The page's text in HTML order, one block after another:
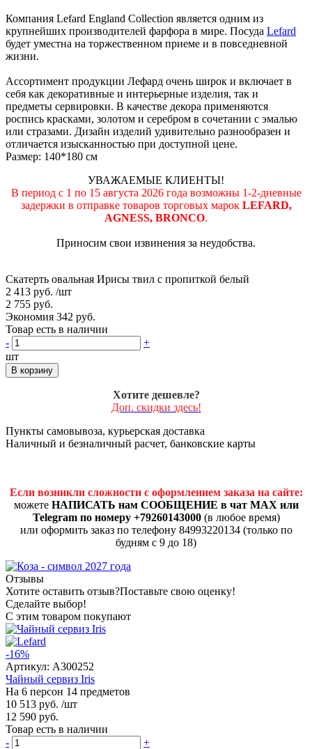
Компания Lefard England Collection является одним из
крупнейших производителей фарфора в мире. Посуда Lefard
будет уместна на торжественном приеме и в повседневной
жизни.
Ассортимент продукции Лефард очень широк и включает в
себя как декоративные и интерьерные изделия, так и
предметы сервировки. В качестве декора применяются
роспись красками, золотом и серебром в сочетании с эмалью
или стразами. Дизайн изделий удивительно разнообразен и
отличается изысканностью при доступной цене.
Размер: 140*180 см
УВАЖАЕМЫЕ КЛИЕНТЫ!
В период с 1 по 15 августа 2026 года возможны 1-2-дневные
задержки в отправке товаров торговых марок LEFARD,
AGNESS, BRONCO.
Приносим свои извинения за неудобства.
Скатерть овальная Ирисы твил c пропиткой белый
2 413 руб. /шт
2 755 руб.
Экономия 342 руб.
Товар есть в наличии
-
+
шт
В корзину
Хотите дешевле?
Доп. скидки здесь!
Пункты самовывоза, курьерская доставка
Наличный и безналичный расчет, банковские карты
Если возникли сложности с оформлением заказа на сайте:
можете НАПИСАТЬ нам СООБЩЕНИЕ в чат MAX или
Telegram по номеру +79260143000(в любое время)
или оформить заказ по телефону 84993220134 (только по
будням с 9 до 18)
Отзывы
Хотите оставить отзыв?Поставьте свою оценку!
Сделайте выбор!
С этим товаром покупают
-16%
Артикул: A300252
Чайный сервиз Iris
На 6 персон 14 предметов
10 513 руб. /шт
12 590 руб.
Товар есть в наличии
-
+